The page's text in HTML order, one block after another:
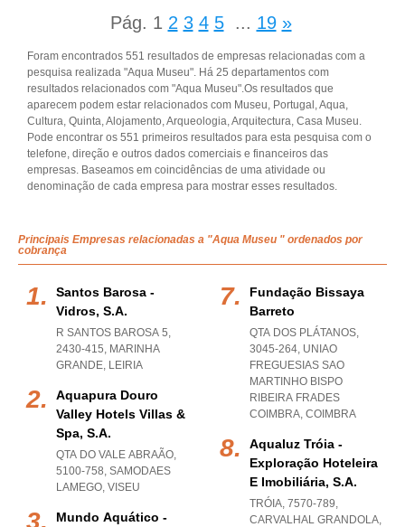
Pág. 1 2 3 4 5 ... 19 »
Foram encontrados 551 resultados de empresas relacionadas com a
pesquisa realizada "Aqua Museu". Há 25 departamentos com
resultados relacionados com "Aqua Museu".Os resultados que
aparecem podem estar relacionados com Museu, Portugal, Aqua,
Cultura, Quinta, Alojamento, Arqueologia, Arquitectura, Casa Museu.
Pode encontrar os 551 primeiros resultados para esta pesquisa com o
telefone, direção e outros dados comerciais e financeiros das
empresas. Baseamos em coincidências de uma atividade ou
denominação de cada empresa para mostrar esses resultados.
Principais Empresas relacionadas a "Aqua Museu " ordenados por
cobrança
Santos Barosa -
Vidros, S.a.
R SANTOS BAROSA 5,
2430-415, MARINHA
GRANDE, LEIRIA
Aquapura Douro
Valley Hotels Villas &
Spa, S.a.
QTA DO VALE ABRAÃO,
5100-758, SAMODAES
LAMEGO, VISEU
Mundo Aquático -
Fundação Bissaya
Barreto
QTA DOS PLÁTANOS,
3045-264, UNIAO
FREGUESIAS SAO
MARTINHO BISPO
RIBEIRA FRADES
COIMBRA, COIMBRA
Aqualuz Tróia -
Exploração Hoteleira
E Imobiliária, S.a.
TRÓIA, 7570-789,
CARVALHAL GRANDOLA,